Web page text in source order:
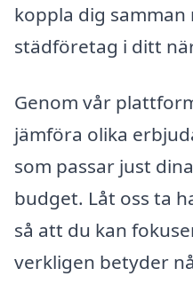
koppla dig
städföretag i ditt
Genom vår
jämföra olika
som passar just
budget. Låt oss ta
så att du kan
verkligen betyder